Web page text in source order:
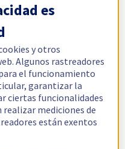
es
y otros
Algunos rastreadores
el funcionamiento
garantizar la
ciertas funcionalidades
mediciones de
están exentos